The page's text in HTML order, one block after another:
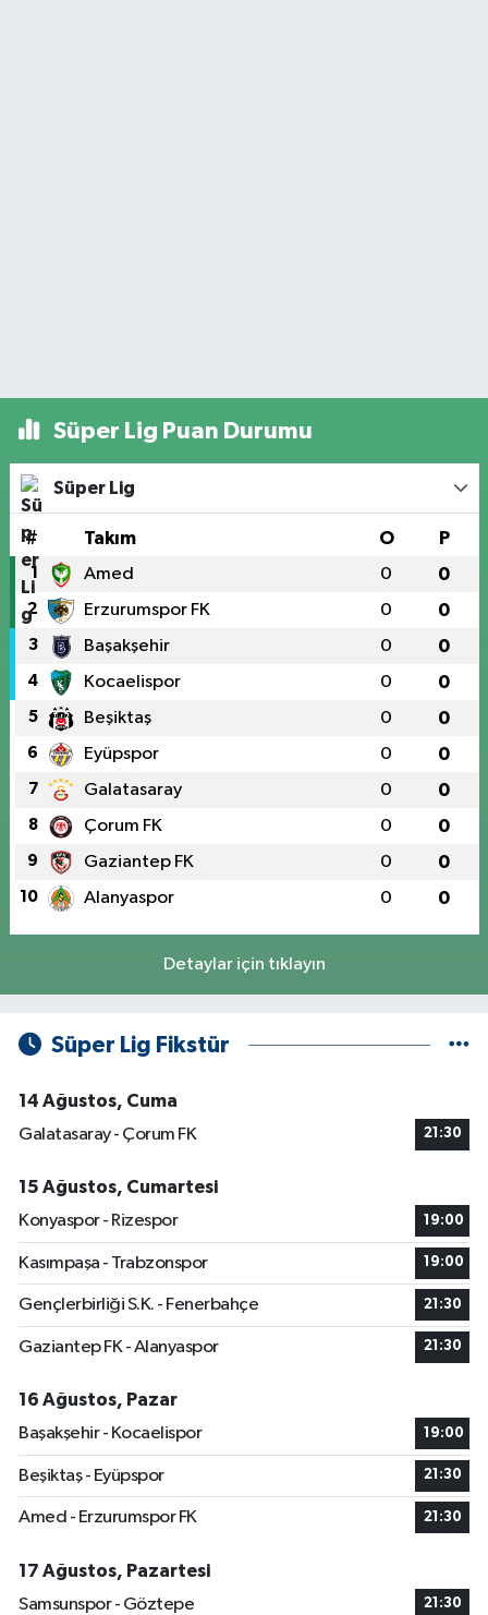
Süper Lig Puan Durumu
Süper Lig
# Takım O P
1 Amed 0 0
2 Erzurumspor FK 0 0
3 Başakşehir 0 0
4 Kocaelispor 0 0
5 Beşiktaş 0 0
6 Eyüpspor 0 0
7 Galatasaray 0 0
8 Çorum FK 0 0
9 Gaziantep FK 0 0
10 Alanyaspor 0 0
Detaylar için tıklayın
Süper Lig Fikstür
14 Ağustos, Cuma
Galatasaray - Çorum FK
21:30
15 Ağustos, Cumartesi
Konyaspor - Rizespor
19:00
Kasımpaşa - Trabzonspor 19:00
Gençlerbirliği S.K. - Fenerbahçe 21:30
Gaziantep FK - Alanyaspor 21:30
16 Ağustos, Pazar
Başakşehir - Kocaelispor
19:00
Beşiktaş - Eyüpspor 21:30
Amed - Erzurumspor FK 21:30
17 Ağustos, Pazartesi
Samsunspor - Göztepe
21:30